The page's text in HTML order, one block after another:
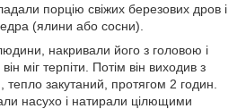
порцію свіжих березових дров і
(ялини або сосни).
накривали його з головою і
міг терпіти. Потім він виходив з
тепло закутаний, протягом 2 годин.
насухо і натирали цілющими